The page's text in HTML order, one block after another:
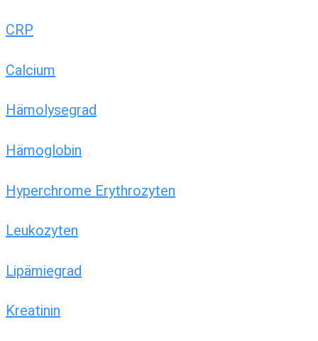
CRP
Calcium
Hämolysegrad
Hämoglobin
Hyperchrome Erythrozyten
Leukozyten
Lipämiegrad
Kreatinin